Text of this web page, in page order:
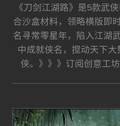
《刀剑江湖路》是5款武
合沙盒材料，领略横版即
名寻常零星年，陷入江湖
中成就侠名，搅动天下
侠。》》》订阅创意工